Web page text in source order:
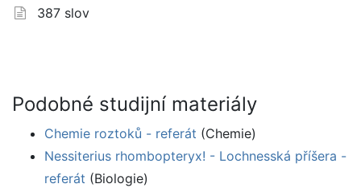
387 slov
Podobné studijní materiály
Chemie roztoků - referát (Chemie)
Nessiterius rhombopteryx! - Lochnesská příšera -
referát (Biologie)